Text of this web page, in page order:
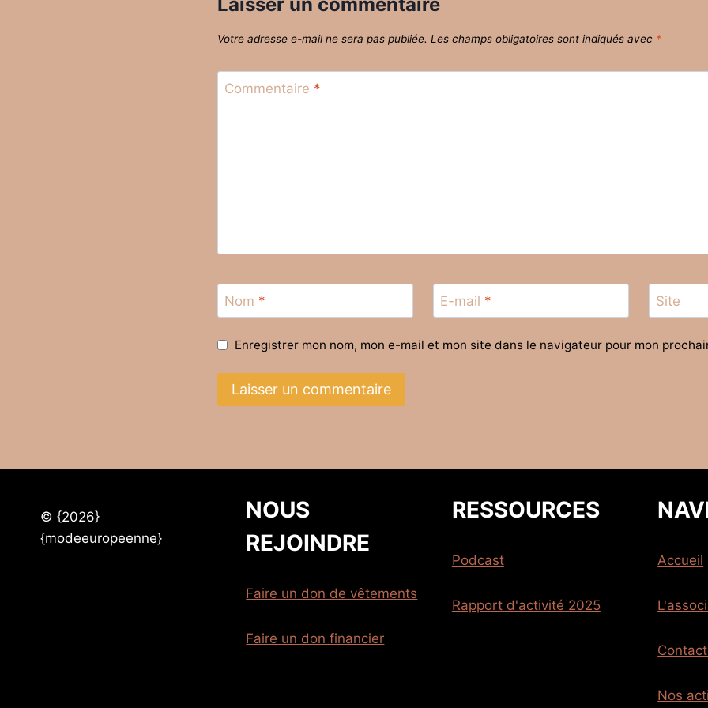
Votre adresse e-mail ne sera pas publiée. Les champs obligatoires sont indiqués avec *
Commentaire *
Nom * E-mail * Site
Enregistrer mon nom, mon e-mail et mon site dans le navigateur pour mon
© {2026}
{modeeuropeenne}
NOUS
REJOINDRE
Faire un don de vêtements
Faire un don financier
RESSOURCES
Podcast
Rapport d'activité 2025
Accueil
Nos